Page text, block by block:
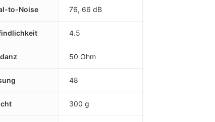
to-Noise 76, 66 dB
4.5
50 Ohm
48
300 g